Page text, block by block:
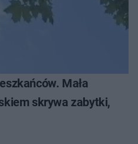
Mała
skrywa zabytki,